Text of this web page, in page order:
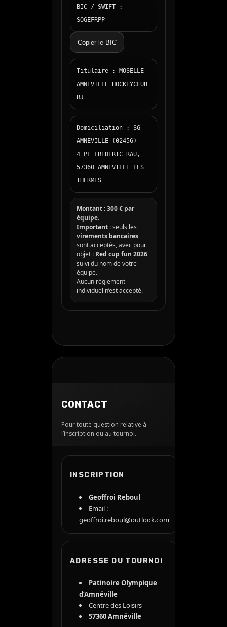
BIC / SWIFT :
SOGEFRPP
Copier le BIC
Titulaire : MOSELLE
AMNEVILLE HOCKEYCLUB
RJ
Domiciliation : SG
AMNEVILLE (02456) —
4 PL FREDERIC RAU,
57360 AMNEVILLE LES
THERMES
Montant :300 € par
équipe.
Important :seuls les
virements bancaires
sont acceptés, avec pour
objet : Red cup fun 2026
suivi du nom de votre
équipe.
Aucun règlement
individuel n’est accepté.
CONTACT
Pour toute question relative à
l’inscription ou au tournoi.
INSCRIPTION
Geoffroi Reboul
Email :
geoffroi.reboul@outlook.com
ADRESSE DU TOURNOI
Patinoire Olympique
d’Amnéville
Centre des Loisirs
57360 Amnéville